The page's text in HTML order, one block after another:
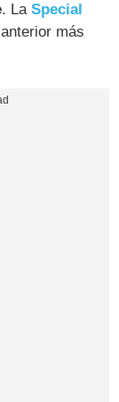
. LaSpecial
más